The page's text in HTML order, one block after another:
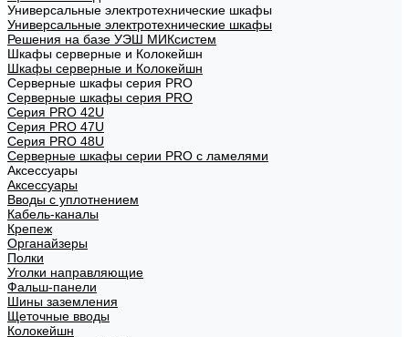
Универсальные электротехнические шкафы
Универсальные электротехнические шкафы
Решения на базе УЭШ МИКсистем
Шкафы серверные и Колокейшн
Шкафы серверные и Колокейшн
Серверные шкафы серия PRO
Серверные шкафы серия PRO
Серия PRO 42U
Серия PRO 47U
Серия PRO 48U
Серверные шкафы серии PRO с ламелями
Аксессуары
Аксессуары
Вводы с уплотнением
Кабель-каналы
Крепеж
Органайзеры
Полки
Уголки направляющие
Фальш-панели
Шины заземления
Щеточные вводы
Колокейшн